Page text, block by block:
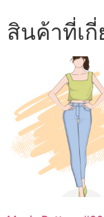
สินค้าที่เกี่